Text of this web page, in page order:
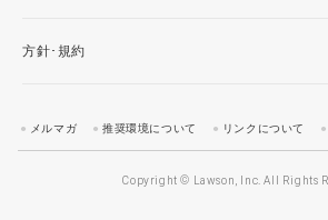
方針･規約
メルマガ 推奨環境について リンクについて
Copyright © Lawson, Inc. All Rights